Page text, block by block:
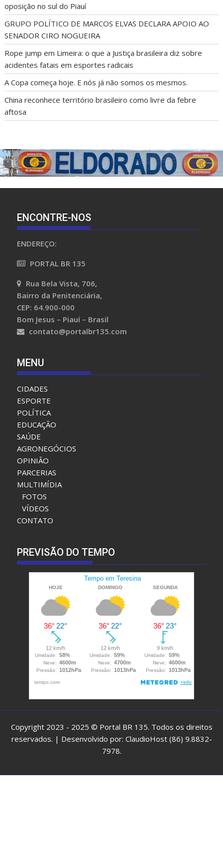
oposição no sul do Piauí
GRUPO POLÍTICO DE MARCOS ELVAS DECLARA APOIO AO
SENADOR CIRO NOGUEIRA
Rope jump em Limeira: o que a Justiça brasileira diz sobre
acidentes fatais em esportes radicais
A Copa começa hoje. E nós já não somos os mesmos.
China reconhece território brasileiro como livre da febre
aftosa
ENCONTRE-NOS
ENDEREÇO:
PORTAL BR 135
Rua Bela Vista, 706,
Bairro da Penitenciária,
CEP: 64.900-000
Bom Jesus – Piauí – Brasil
contato@portalbr135.com
MENU
CIDADES
ESPORTE
POLÍTICA
EDUCAÇÃO
SAÚDE
AGRONEGÓCIOS
OPINIÃO
PARCERIAS
MULTIMÍDIA
FOTOS
VÍDEOS
CONTATO
PREVISÃO DO TEMPO
Copyright 2023 - 2025 © Portal BR 135. Todos os direitos
reservados. | Desenvolvido por: ClaudioHost (86) 9.8832-
7978.